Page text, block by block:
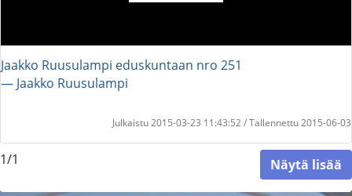
Jaakko Ruusulampi eduskuntaan nro 251
― Jaakko Ruusulampi
Julkaistu 2015-03-23 11:43:52 / Tallennettu 2015-06-03
1/1 Näytä lisää